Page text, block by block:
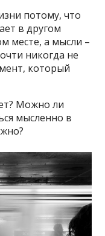
потому, что
в другом
месте, а мысли –
никогда не
который
Можно ли
мысленно в